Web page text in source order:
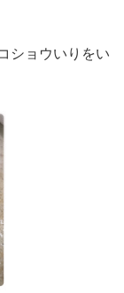
ショウいりをい